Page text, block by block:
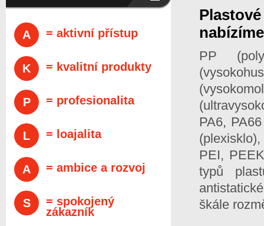
PP
PA6,
PEI,
typů
škále
A = aktivní přístup
K = kvalitní produkty
P = profesionalita
L = loajalita
A = ambice a rozvoj
S
= spokojený
zákazník